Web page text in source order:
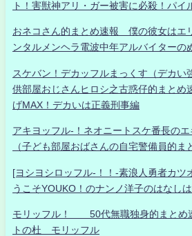
ト！害獣神アリ・ガー被害に必殺！パイ
おネコさん的まとめ速報 僕の彼女はエ
ンタルメンヘラ電波中年アルバイターの
スケバン！デカッフルまっくす（デカい
供部屋おじさんヒロシ之古惑仔的まとめ
げMAX！デカいは正義刑事編
アキヨッフル-！ネオニートスケ番長のエ
（子ども部屋おばさんの自宅警備員的ま
[ヨシヨシロッフル-！！-素浪人勇者カツ
うこそYOUKO！のナンノ洋子のはなし
モリッフル！ 50代無職独身的まとめ
トの杜 モリッフル